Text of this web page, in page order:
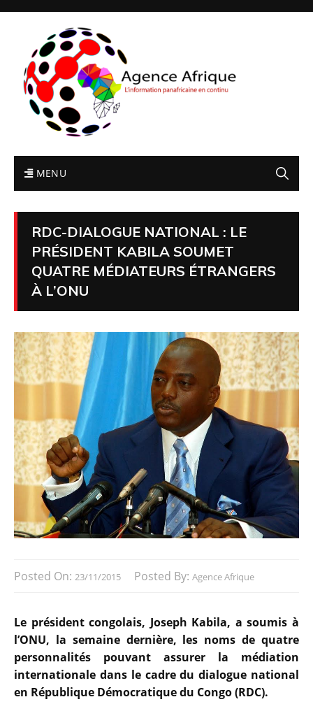
MENU
RDC-DIALOGUE NATIONAL : LE
PRÉSIDENT KABILA SOUMET
QUATRE MÉDIATEURS ÉTRANGERS
À L’ONU
Posted On: 23/11/2015 Posted By: Agence Afrique
Le président congolais, Joseph Kabila, a soumis à
l’ONU, la semaine dernière, les noms de quatre
personnalités pouvant assurer la médiation
internationale dans le cadre du dialogue national
en République Démocratique du Congo (RDC).